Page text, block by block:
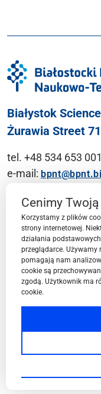
Białystok
Żurawia Street
tel. +48 534 653 001
e-mail:
Contact
BPN-T Area
BPN-T Offer
Cenimy
Korzystamy z plików
strony internetowej.
działania
przeglądarce. Używamy
pomagają nam
cookie są
zgodą. Użytkownik ma
cookie.